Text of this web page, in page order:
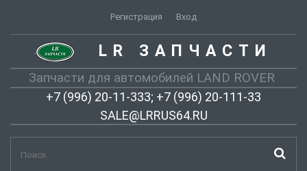
Регистрация Вход
- LR ЗАПЧАСТИ
Запчасти для автомобилей LAND ROVER
+7 (996) 20-11-333; +7 (996) 20-111-33
SALE@LRRUS64.RU